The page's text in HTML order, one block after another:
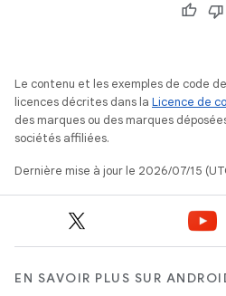
Le contenu et les exemples de code
licences décrites dans la Licence de
des marques ou des marques
sociétés affiliées.
Dernière mise à jour le 2026/07/15
EN SAVOIR PLUS SUR